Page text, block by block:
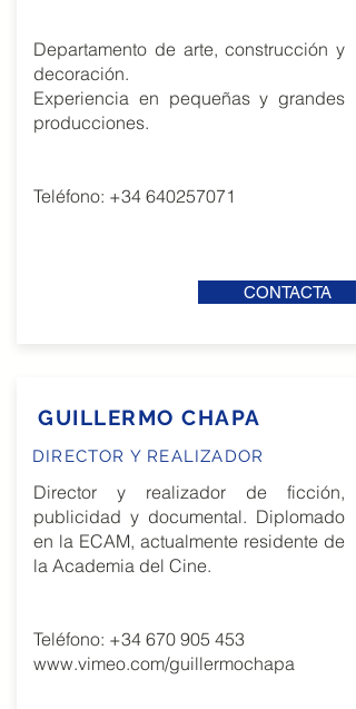
Departamento de arte, construcción y
decoración.
Experiencia en pequeñas y grandes
producciones.
Teléfono: +34 640257071
CONTACTA
GUILLERMO CHAPA
DIRECTOR Y REALIZADOR
Director y realizador de ficción,
publicidad y documental. Diplomado
en la ECAM, actualmente residente de
la Academia del Cine.
Teléfono: +34 670 905 453
www.vimeo.com/guillermochapa